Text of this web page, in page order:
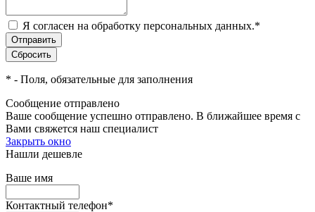
Я согласен на обработку персональных данных.*
* - Поля, обязательные для заполнения
Сообщение отправлено
Ваше сообщение успешно отправлено. В ближайшее время с
Вами свяжется наш специалист
Закрыть окно
Нашли дешевле
Ваше имя
Контактный телефон*